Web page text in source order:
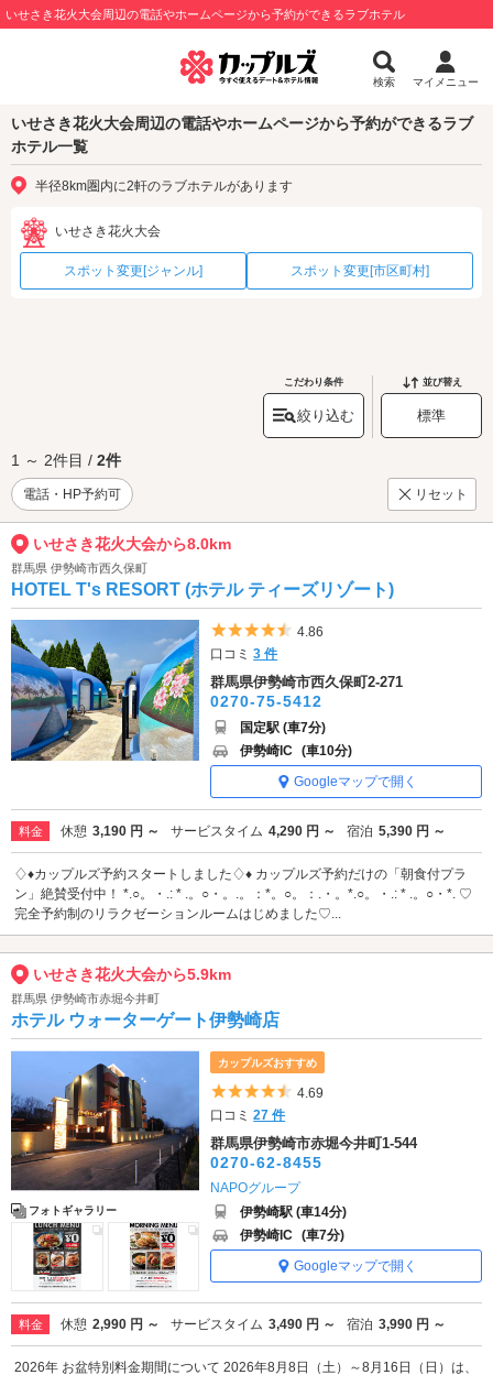
いせさき花火大会周辺の電話やホームページから予約ができるラブホテル
検索 マイメニュー
いせさき花火大会周辺の電話やホームページから予約ができるラブ
ホテル一覧
半径8km圏内に2軒のラブホテルがあります
いせさき花火大会
スポット変更[ジャンル] スポット変更[市区町村]
こだわり条件
絞り込む
並び替え
標準
1 ～ 2件目 / 2件
電話・HP予約可 リセット
いせさき花火大会から8.0km
群馬県 伊勢崎市西久保町
HOTEL T's RESORT (ホテル ティーズリゾート)
5つ星のうち4.5
4.86
口コミ3 件
群馬県伊勢崎市西久保町2-271
0270-75-5412
国定駅 (車7分)
伊勢崎IC (車10分)
Googleマップで開く
料金 休憩 3,190 円 ～ サービスタイム 4,290 円 ～ 宿泊 5,390 円 ～
♢♦️カップルズ予約スタートしました♢♦️ カップルズ予約だけの「朝食付プラ
ン」絶賛受付中！ *.○。・.: * .。○・。.。：*。○。：.・。*.○。・.: * .。○・*. ♡
完全予約制のリラクゼーションルームはじめました♡...
いせさき花火大会から5.9km
群馬県 伊勢崎市赤堀今井町
ホテル ウォーターゲート伊勢崎店
フォトギャラリー
カップルズおすすめ
5つ星のうち4.5
4.69
口コミ27 件
群馬県伊勢崎市赤堀今井町1-544
0270-62-8455
NAPOグループ
伊勢崎駅 (車14分)
伊勢崎IC (車7分)
Googleマップで開く
料金 休憩 2,990 円 ～ サービスタイム 3,490 円 ～ 宿泊 3,990 円 ～
2026年 お盆特別料金期間について 2026年8月8日（土）～8月16日（日）は、